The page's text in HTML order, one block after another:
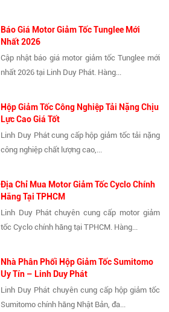
Báo Giá Motor Giảm Tốc Tunglee Mới
Nhất 2026
Cập nhật báo giá motor giảm tốc Tunglee mới
nhất 2026 tại Linh Duy Phát. Hàng...
Hộp Giảm Tốc Công Nghiệp Tải Nặng Chịu
Lực Cao Giá Tốt
Linh Duy Phát cung cấp hộp giảm tốc tải nặng
công nghiệp chất lượng cao,...
Địa Chỉ Mua Motor Giảm Tốc Cyclo Chính
Hãng Tại TPHCM
Linh Duy Phát chuyên cung cấp motor giảm
tốc Cyclo chính hãng tại TPHCM. Hàng...
Nhà Phân Phối Hộp Giảm Tốc Sumitomo
Uy Tín – Linh Duy Phát
Linh Duy Phát chuyên cung cấp hộp giảm tốc
Sumitomo chính hãng Nhật Bản, đa...